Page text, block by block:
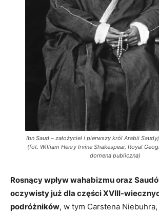
Ibn Saud – założyciel i pierwszy król Arabii
(fot. William Henry Irvine Shakespear, Royal
domena publiczna)
Rosnący wpływ wahabizmu oraz
oczywisty już dla części XVIII-
podróżników, w tym Carstena Niebuhra,